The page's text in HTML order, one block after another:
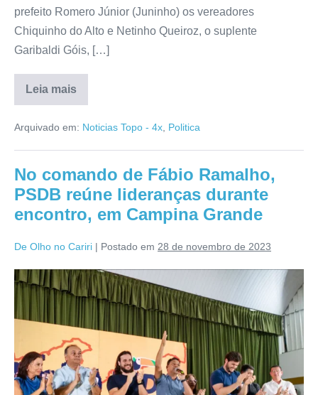
prefeito Romero Júnior (Juninho) os vereadores
Chiquinho do Alto e Netinho Queiroz, o suplente
Garibaldi Góis, […]
Leia mais
Arquivado em: Noticias Topo - 4x Politica
No comando de Fábio Ramalho,
PSDB reúne lideranças durante
encontro, em Campina Grande
De Olho no Cariri | Postado em 28 de novembro de 2023